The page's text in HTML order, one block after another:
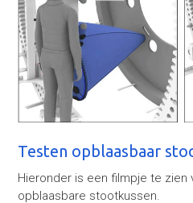
Testen opblaasbaar
Hieronder is een filmpje te zien
opblaasbare stootkussen.